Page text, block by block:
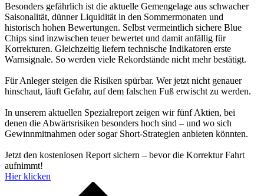
Besonders gefährlich ist die aktuelle Gemengelage aus schwacher
Saisonalität, dünner Liquidität in den Sommermonaten und
historisch hohen Bewertungen. Selbst vermeintlich sichere Blue
Chips sind inzwischen teuer bewertet und damit anfällig für
Korrekturen. Gleichzeitig liefern technische Indikatoren erste
Warnsignale. So werden viele Rekordstände nicht mehr bestätigt.
Für Anleger steigen die Risiken spürbar. Wer jetzt nicht genauer
hinschaut, läuft Gefahr, auf dem falschen Fuß erwischt zu werden.
In unserem aktuellen Spezialreport zeigen wir fünf Aktien, bei
denen die Abwärtsrisiken besonders hoch sind – und wo sich
Gewinnmitnahmen oder sogar Short-Strategien anbieten könnten.
Jetzt den kostenlosen Report sichern – bevor die Korrektur Fahrt
aufnimmt!
Hier klicken